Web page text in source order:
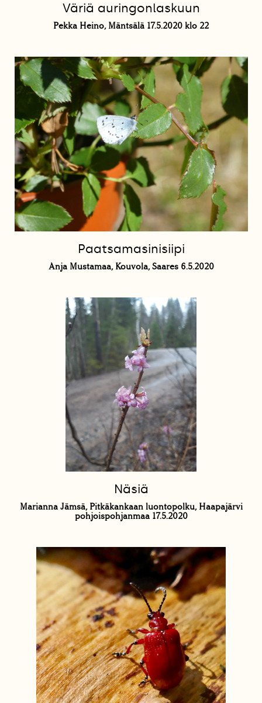
Väriä auringonlaskuun
Pekka Heino, Mäntsälä 17.5.2020 klo 22
Paatsamasinisiipi
Anja Mustamaa, Kouvola, Saares 6.5.2020
Näsiä
Marianna Jämsä, Pitkäkankaan luontopolku, Haapajärvi
pohjoispohjanmaa 17.5.2020